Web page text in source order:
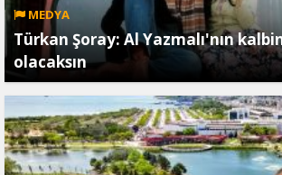
MEDYA
Türkan Şoray: Al Yazmalı'nın
olacaksın